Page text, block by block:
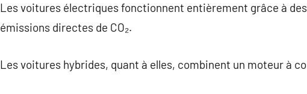
Les voitures électriques fonctionnent entièrement grâce à
émissions directes de CO₂.
Les voitures hybrides, quant à elles, combinent un moteur à